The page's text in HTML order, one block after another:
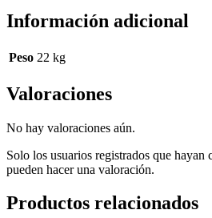
Información adicional
Peso 22 kg
Valoraciones
No hay valoraciones aún.
Solo los usuarios registrados que hayan
pueden hacer una valoración.
Productos relacionados